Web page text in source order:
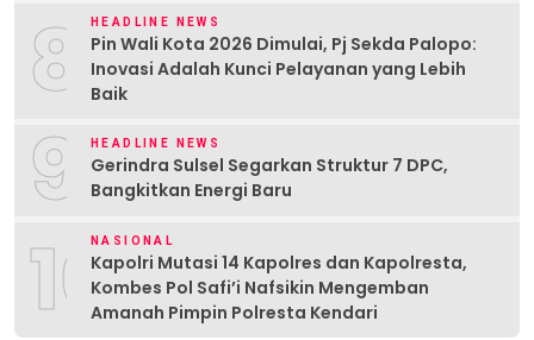
8 HEADLINE NEWS
Pin Wali Kota 2026 Dimulai, Pj Sekda Palopo:
Inovasi Adalah Kunci Pelayanan yang Lebih
Baik
9 HEADLINE NEWS
Gerindra Sulsel Segarkan Struktur 7 DPC,
Bangkitkan Energi Baru
10NASIONAL
Kapolri Mutasi 14 Kapolres dan Kapolresta,
Kombes Pol Safi’i Nafsikin Mengemban
Amanah Pimpin Polresta Kendari